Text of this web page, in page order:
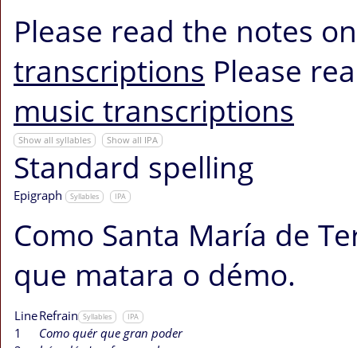
Please read the notes
transcriptions Please
music transcriptions
Show all syllables Show all IPA
Standard spelling
Epigraph Syllables IPA
Como Santa María de
que matara o démo.
LineRefrain Syllables IPA
1
Como quér que gran poder